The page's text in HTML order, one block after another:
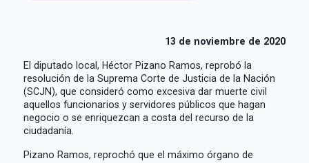
13 de noviembre de 2020
El diputado local, Héctor Pizano Ramos, reprobó la
resolución de la Suprema Corte de Justicia de la Nación
(SCJN), que consideró como excesiva dar muerte civil
aquellos funcionarios y servidores públicos que hagan
negocio o se enriquezcan a costa del recurso de la
ciudadanía.
Pizano Ramos, reprochó que el máximo órgano de